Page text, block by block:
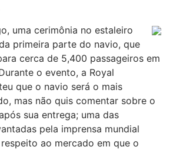
uma cerimônia no estaleiro
primeira parte do navio, que
cerca de 5,400 passageiros em
o evento, a Royal
que o navio será o mais
mas não quis comentar sobre o
sua entrega; uma das
pela imprensa mundial
ao mercado em que o